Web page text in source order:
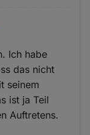
Ich habe
das nicht
seinem
ist ja Teil
Auftretens.